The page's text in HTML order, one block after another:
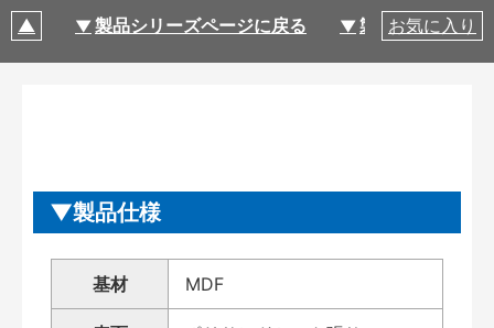
製品シリーズページに戻る 製品仕様
お気に入り
製品仕様
基材 MDF